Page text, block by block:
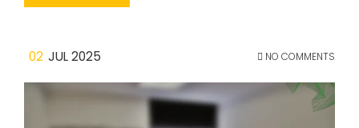
02 JUL 2025 NO COMMENTS